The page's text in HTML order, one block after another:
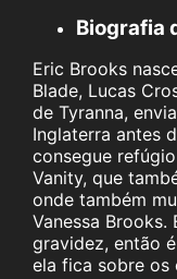
Biografia
Eric Brooks
Blade, Lucas
de Tyranna,
Inglaterra antes
consegue
Vanity, que
onde também
Vanessa
gravidez, então
ela fica sobre os